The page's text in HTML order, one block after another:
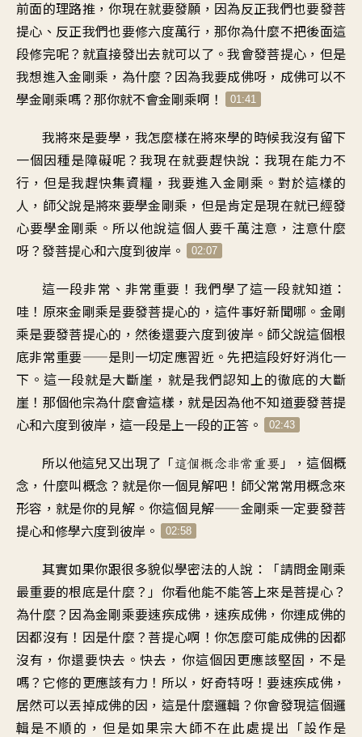
前面的理路推 ，你現在就要發願 ， 因為反正我們也要發菩
提心 、 反正我們也要修六度萬行 ，那你為什麼不把後面這
段修完呢？ 就直接發出去就可以了 。我會發菩提心 ， 但是
我想進入金剛乘 ， 為什麼？因為我要成佛呀 ， 成佛可以不
學金剛乘嗎？那你就不會金剛乘啊 ！ 01:41
我將來是要學 ， 我怎麼樣在將來學的時候我沒有留下
一個因種是障礙呢 ？我現在就要趕快說 ： 我現在能力不
行 ，但是我趕快集資糧 ， 我要進入金剛乘 。 對於這樣的
人 ， 師父說是將來要學金剛乘 ， 但是肯定是現在就已經發
心要學金剛乘 。所以他說這個人要千萬注意 ， 注意什麼
呀？發菩提心和六度到彼岸 。 02:07
這一段非常、非常重要 ！ 我們學了這一段就知道：
哇 ！ 原來金剛乘是要發菩提心的 ， 這件事好新聞哪 。 金剛
乘是要發菩提心的 ，然後還要六度到彼岸 。 師父說這個根
底非常重要——是則一切定應習近 。先把這段好好消化一
下 。 這一段就是大斷崖 ， 就是我們認知上的徹底的大斷
崖 ！ 那個他宗為什麼會這樣 ，就是因為他不知道要發菩提
心和六度到彼岸 ， 這一段是上一段的正答 。 02:43
所以他這兒又出現了 「這個概念非常重要」， 這個概
念，什麼叫概念 ？ 就是你一個見解吧 ！ 師父常常用概念來
形容 ，就是你的見解 。 你這個見解——金剛乘一定要發菩
提心和修學六度到彼岸 。 02:58
其實如果你跟很多貌似學密法的人說 ：「請問金剛乘
最重要的根底是什麼 ？」 你看他能不能答上來是菩提心？
為什麼 ？ 因為金剛乘要速疾成佛 ，速疾成佛 ， 你連成佛的
因都沒有 ！ 因是什麼？菩提心啊 ！你怎麼可能成佛的因都
沒有 ，你還要快去 。快去，你這個因更應該堅固 ， 不是
嗎？ 它修的更應該有力 ！ 所以，好奇特呀 ！要速疾成佛 ，
居然可以丟掉成佛的因 ， 這是什麼邏輯 ？你會發現這個邏
輯是不順的 ， 但是如果宗大師不在此處提出 「設作是